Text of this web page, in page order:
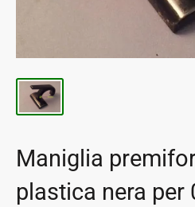
Maniglia
plastica nera per